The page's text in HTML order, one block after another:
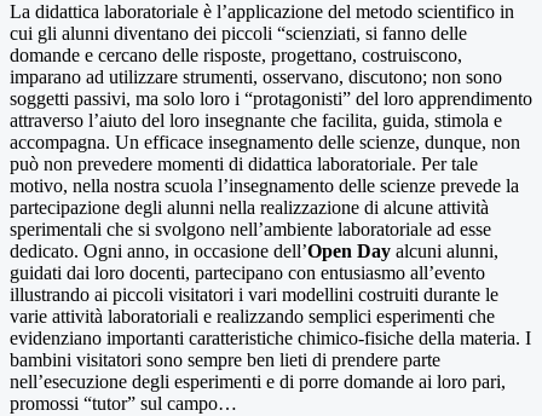
La didattica laboratoriale è l’applicazione del metodo scientifico in
cui gli alunni diventano dei piccoli “scienziati, si fanno delle
domande e cercano delle risposte, progettano, costruiscono,
imparano ad utilizzare strumenti, osservano, discutono; non sono
soggetti passivi, ma solo loro i “protagonisti” del loro apprendimento
attraverso l’aiuto del loro insegnante che facilita, guida, stimola e
accompagna. Un efficace insegnamento delle scienze, dunque, non
può non prevedere momenti di didattica laboratoriale. Per tale
motivo, nella nostra scuola l’insegnamento delle scienze prevede la
partecipazione degli alunni nella realizzazione di alcune attività
sperimentali che si svolgono nell’ambiente laboratoriale ad esse
dedicato. Ogni anno, in occasione dell’Open Day alcuni alunni,
guidati dai loro docenti, partecipano con entusiasmo all’evento
illustrando ai piccoli visitatori i vari modellini costruiti durante le
varie attività laboratoriali e realizzando semplici esperimenti che
evidenziano importanti caratteristiche chimico-fisiche della materia. I
bambini visitatori sono sempre ben lieti di prendere parte
nell’esecuzione degli esperimenti e di porre domande ai loro pari,
promossi “tutor” sul campo…